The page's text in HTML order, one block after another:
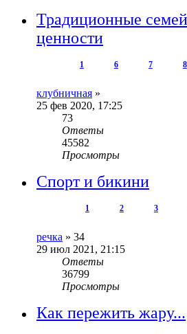
Традиционные
ценности
1 6 7 8
клубничная »
25 фев 2020, 17:25
73
Ответы
45582
Просмотры
Спорт и бикини
1 2 3
речка »
29 июл 2021, 21:15
34
Ответы
36799
Просмотры
Как пережить жару...